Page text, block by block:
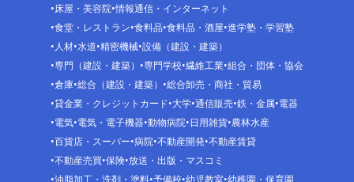
床屋・美容院 情報通信・インターネット
食堂・レストラン 食料品 食料品・酒屋 進学塾・学習塾
人材 水道 精密機械 設備（建設・建築）
専門（建設・建築）
専門学校 繊維工業 組合・団体・協会
倉庫 総合（建設・建築）
総合卸売・商社・貿易
貸金業・クレジットカード 大学 通信販売 鉄・金属 電器
電気 電気・電子機器 動物病院 日用雑貨 農林水産
百貨店・スーパー 病院 不動産開発 不動産賃貸
不動産売買 保険 放送・出版・マスコミ
油脂加工・洗剤・塗料 予備校 幼児教室 幼稚園・保育園